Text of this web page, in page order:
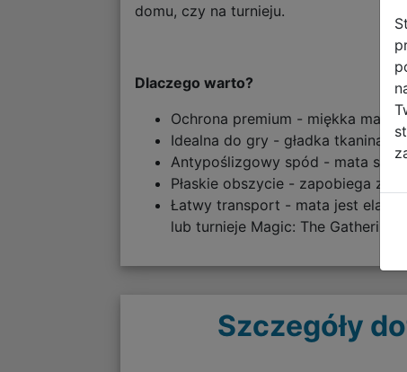
domu, czy na turnieju.
Dlaczego warto?
Ochrona premium - miękka mata
Idealna do gry - gładka tkanina
Antypoślizgowy spód - mata
Płaskie obszycie - zapobiega
Łatwy transport - mata jest
lub turnieje Magic: The Gathering.
Szczegóły